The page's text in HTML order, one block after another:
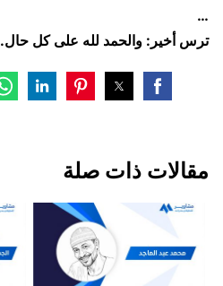
…
​ترس أخير: والحمد لله على كل حال.
مقالات ذات صلة